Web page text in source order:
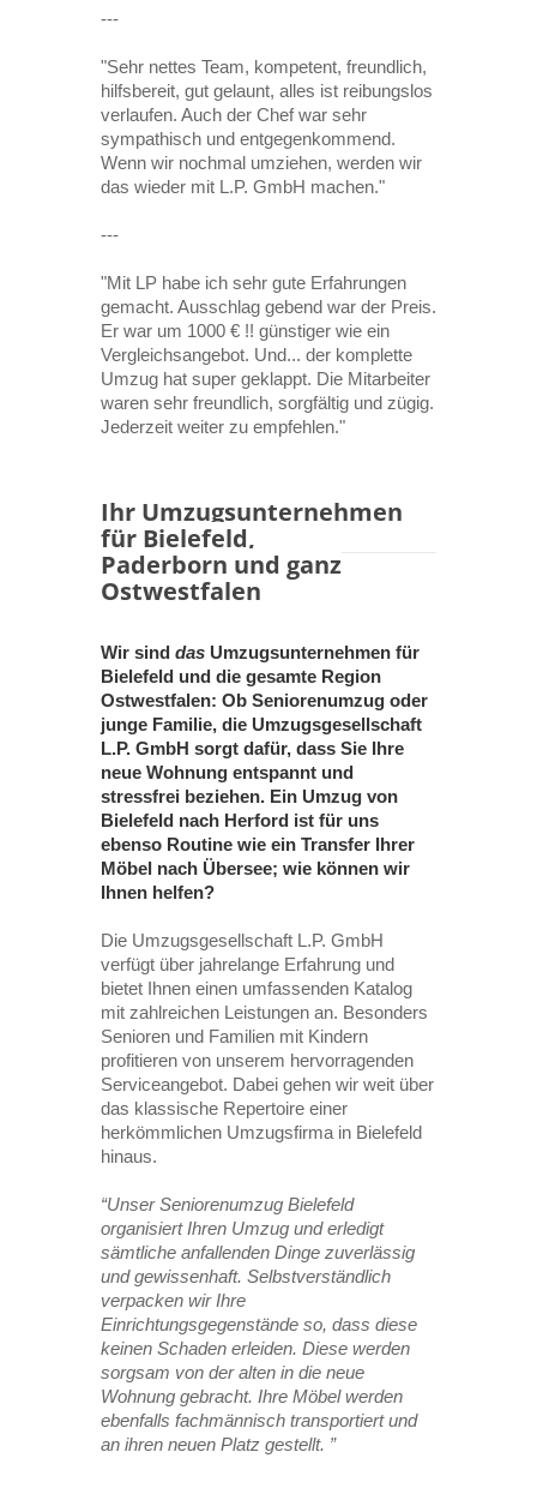
---
"Sehr nettes Team, kompetent, freundlich,
hilfsbereit, gut gelaunt, alles ist reibungslos
verlaufen. Auch der Chef war sehr
sympathisch und entgegenkommend.
Wenn wir nochmal umziehen, werden wir
das wieder mit L.P. GmbH machen."
---
"Mit LP habe ich sehr gute Erfahrungen
gemacht. Ausschlag gebend war der Preis.
Er war um 1000 € !! günstiger wie ein
Vergleichsangebot. Und... der komplette
Umzug hat super geklappt. Die Mitarbeiter
waren sehr freundlich, sorgfältig und zügig.
Jederzeit weiter zu empfehlen."
Ihr Umzugsunternehmen
für Bielefeld,
Paderborn und ganz
Ostwestfalen
Wir sind das Umzugsunternehmen für
Bielefeld und die gesamte Region
Ostwestfalen: Ob Seniorenumzug oder
junge Familie, die Umzugsgesellschaft
L.P. GmbH sorgt dafür, dass Sie Ihre
neue Wohnung entspannt und
stressfrei beziehen. Ein Umzug von
Bielefeld nach Herford ist für uns
ebenso Routine wie ein Transfer Ihrer
Möbel nach Übersee; wie können wir
Ihnen helfen?
Die Umzugsgesellschaft L.P. GmbH
verfügt über jahrelange Erfahrung und
bietet Ihnen einen umfassenden Katalog
mit zahlreichen Leistungen an. Besonders
Senioren und Familien mit Kindern
profitieren von unserem hervorragenden
Serviceangebot. Dabei gehen wir weit über
das klassische Repertoire einer
herkömmlichen Umzugsfirma in Bielefeld
hinaus.
“Unser Seniorenumzug Bielefeld
organisiert Ihren Umzug und erledigt
sämtliche anfallenden Dinge zuverlässig
und gewissenhaft. Selbstverständlich
verpacken wir Ihre
Einrichtungsgegenstände so, dass diese
keinen Schaden erleiden. Diese werden
sorgsam von der alten in die neue
Wohnung gebracht. Ihre Möbel werden
ebenfalls fachmännisch transportiert und
an ihren neuen Platz gestellt. ”